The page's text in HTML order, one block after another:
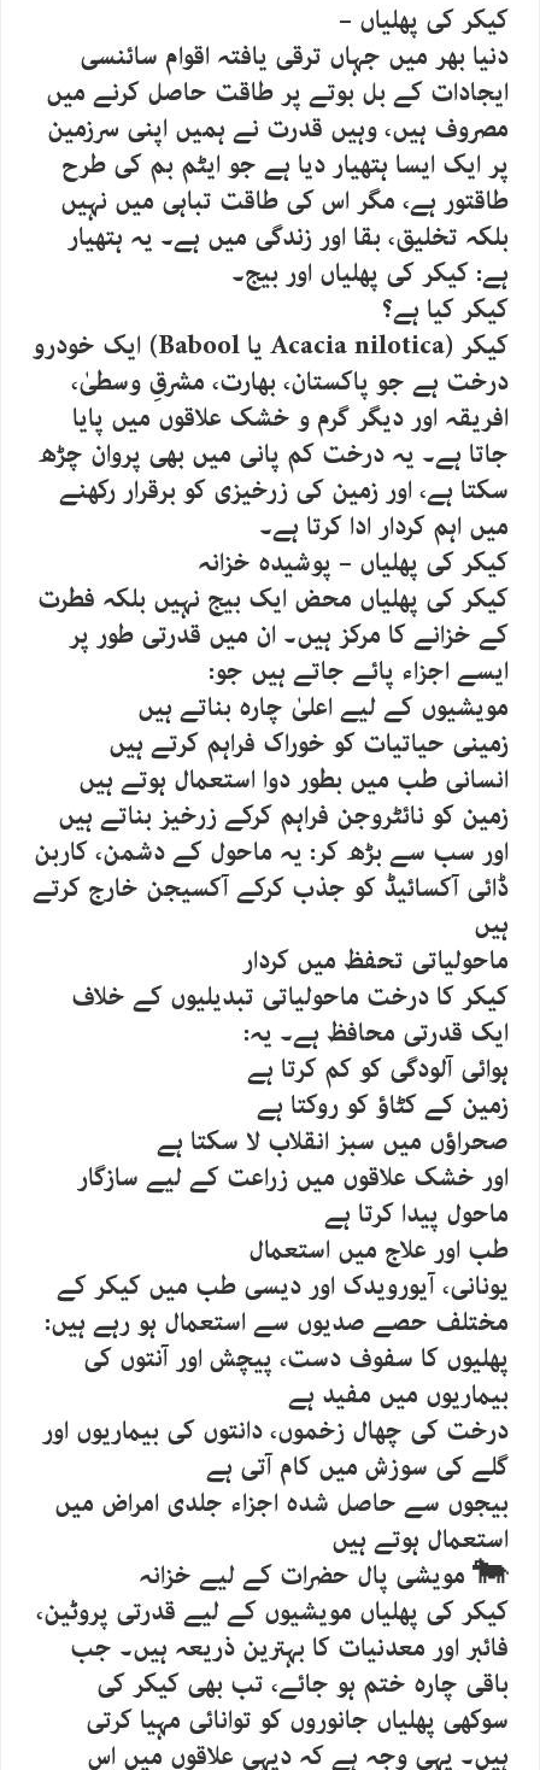
کیکر کی پھلیاں –
دنیا بھر میں جہاں ترقی یافتہ اقوام سائنسی
ایجادات کے بل بوتے پر طاقت حاصل کرنے میں
مصروف ہیں، وہیں قدرت نے ہمیں اپنی سرزمین
پر ایک ایسا ہتھیار دیا ہے جو ایٹم بم کی طرح
طاقتور ہے، مگر اس کی طاقت تباہی میں نہیں
بلکہ تخلیق، بقا اور زندگی میں ہے۔ یہ ہتھیار
ہے: کیکر کی پھلیاں اور بیج۔
کیکر کیا ہے؟
کیکر (Acacia nilotica یا Babool) ایک خودرو
درخت ہے جو پاکستان، بھارت، مشرقِ وسطیٰ،
افریقہ اور دیگر گرم و خشک علاقوں میں پایا
جاتا ہے۔ یہ درخت کم پانی میں بھی پروان چڑھ
سکتا ہے، اور زمین کی زرخیزی کو برقرار رکھنے
میں اہم کردار ادا کرتا ہے۔
کیکر کی پھلیاں – پوشیدہ خزانہ
کیکر کی پھلیاں محض ایک بیج نہیں بلکہ فطرت
کے خزانے کا مرکز ہیں۔ ان میں قدرتی طور پر
ایسے اجزاء پائے جاتے ہیں جو:
مویشیوں کے لیے اعلیٰ چارہ بناتے ہیں
زمینی حیاتیات کو خوراک فراہم کرتے ہیں
انسانی طب میں بطور دوا استعمال ہوتے ہیں
زمین کو نائٹروجن فراہم کرکے زرخیز بناتے ہیں
اور سب سے بڑھ کر: یہ ماحول کے دشمن، کاربن
ڈائی آکسائیڈ کو جذب کرکے آکسیجن خارج کرتے
ہیں
ماحولیاتی تحفظ میں کردار
کیکر کا درخت ماحولیاتی تبدیلیوں کے خلاف
ایک قدرتی محافظ ہے۔ یہ:
ہوائی آلودگی کو کم کرتا ہے
زمین کے کٹاؤ کو روکتا ہے
صحراؤں میں سبز انقلاب لا سکتا ہے
اور خشک علاقوں میں زراعت کے لیے سازگار
ماحول پیدا کرتا ہے
طب اور علاج میں استعمال
یونانی، آیورویدک اور دیسی طب میں کیکر کے
مختلف حصے صدیوں سے استعمال ہو رہے ہیں:
پھلیوں کا سفوف دست، پیچش اور آنتوں کی
بیماریوں میں مفید ہے
درخت کی چھال زخموں، دانتوں کی بیماریوں اور
گلے کی سوزش میں کام آتی ہے
بیجوں سے حاصل شدہ اجزاء جلدی امراض میں
استعمال ہوتے ہیں
🐄 مویشی پال حضرات کے لیے خزانہ
کیکر کی پھلیاں مویشیوں کے لیے قدرتی پروٹین،
فائبر اور معدنیات کا بہترین ذریعہ ہیں۔ جب
باقی چارہ ختم ہو جائے، تب بھی کیکر کی
سوکھی پھلیاں جانوروں کو توانائی مہیا کرتی
ہیں۔ یہی وجہ ہے کہ دیہی علاقوں میں اس